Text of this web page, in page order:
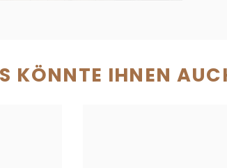
KÖNNTE IHNEN